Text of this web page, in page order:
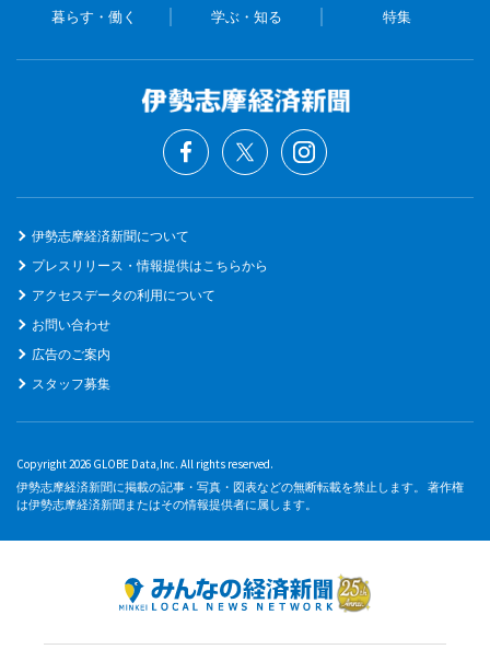
暮らす・働く 学ぶ・知る 特集
伊勢志摩経済新聞について
プレスリリース・情報提供はこちらから
アクセスデータの利用について
お問い合わせ
広告のご案内
スタッフ募集
Copyright 2026 GLOBE Data,Inc. All rights reserved.
伊勢志摩経済新聞に掲載の記事・写真・図表などの無断転載を禁止します。 著作権
は伊勢志摩経済新聞またはその情報提供者に属します。